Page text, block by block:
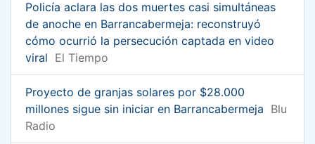
Policía aclara las dos muertes casi simultáneas
de anoche en Barrancabermeja: reconstruyó
cómo ocurrió la persecución captada en video
viral El Tiempo
Proyecto de granjas solares por $28.000
millones sigue sin iniciar en Barrancabermeja Blu
Radio